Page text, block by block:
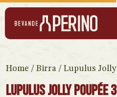
Home / Birra / Lupulus Jolly
Lupulus Jolly Poupée